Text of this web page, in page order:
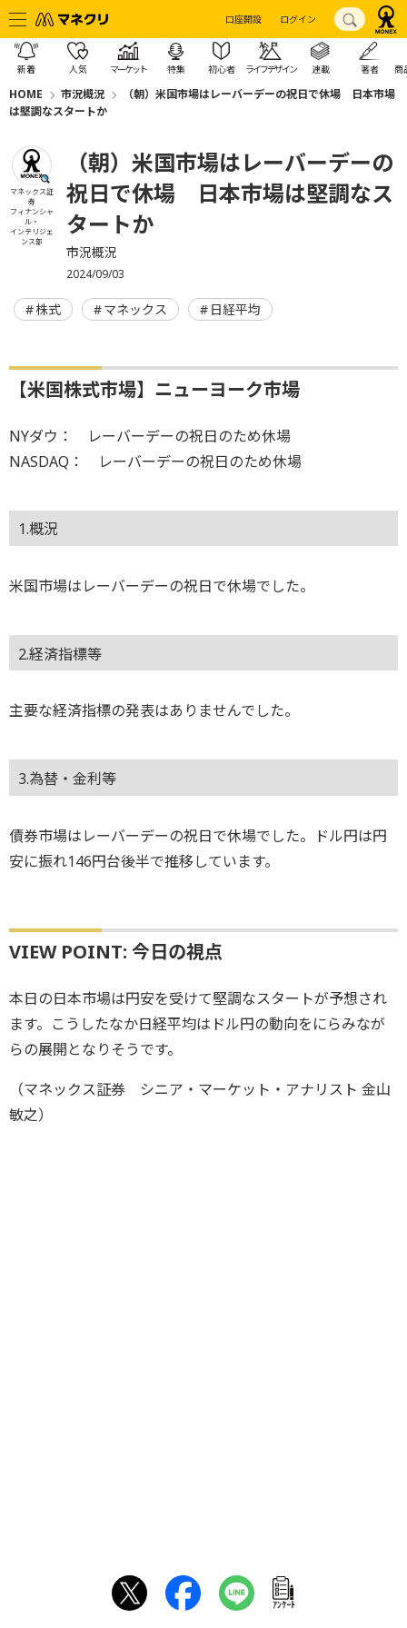
口座開設 ログイン
新着 人気 マーケット 特集 初心者 ライフデザイン 連載 著者 商
HOME 市況概況
（朝）米国市場はレーバーデーの祝日で休場 日本市場
は堅調なスタートか
マネックス証
券
フィナンシャ
ル・
インテリジェ
ンス部
（朝）米国市場はレーバーデーの
祝日で休場 日本市場は堅調なス
タートか
市況概況
2024/09/03
株式 マネックス 日経平均
【米国株式市場】ニューヨーク市場
NYダウ： レーバーデーの祝日のため休場
NASDAQ： レーバーデーの祝日のため休場
1.概況
米国市場はレーバーデーの祝日で休場でした。
2.経済指標等
主要な経済指標の発表はありませんでした。
3.為替・金利等
債券市場はレーバーデーの祝日で休場でした。ドル円は円
安に振れ146円台後半で推移しています。
VIEW POINT: 今日の視点
本日の日本市場は円安を受けて堅調なスタートが予想され
ます。こうしたなか日経平均はドル円の動向をにらみなが
らの展開となりそうです。
（マネックス証券 シニア・マーケット・アナリスト 金山
敏之）
ｱﾝｹｰﾄ